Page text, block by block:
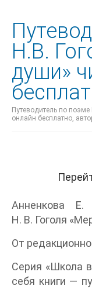
Н.В.
души»
Путеводитель по
онлайн бесплатно,
Анненкова
Н. В. Гоголя
От
Серия «Школа
себя книги —